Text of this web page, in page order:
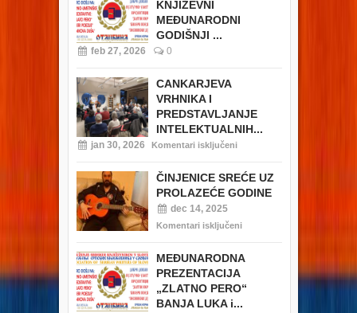
KNJIŽEVNI
MEĐUNARODNI
GODIŠNJI ...
feb 27, 2026 0
CANKARJEVA
VRHNIKA I
PREDSTAVLJANJE
INTELEKTUALNIH...
jan 30, 2026 Komentari isključeni
ČINJENICE SREĆE UZ
PROLAZEĆE GODINE
dec 14, 2025
Komentari isključeni
MEĐUNARODNA
PREZENTACIJA
„ZLATNO PERO“
BANJA LUKA i...